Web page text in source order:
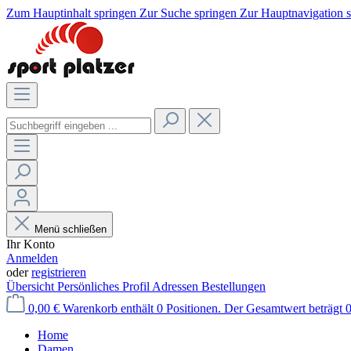
Zum Hauptinhalt springen Zur Suche springen Zur Hauptnavigation
Menü schließen
Ihr Konto
Anmelden
oderregistrieren
Übersicht Persönliches Profil Adressen Bestellungen
0,00 € Warenkorb enthält 0 Positionen. Der Gesamtwert beträgt
Home